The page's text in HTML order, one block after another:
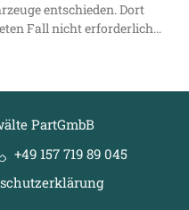
ent­schie­den. Dort
Fall nicht erforderlich…
PartGmbB
+49 157 719 89 045